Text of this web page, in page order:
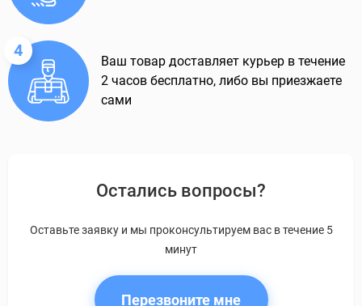
4
Ваш товар доставляет курьер в течение
2 часов бесплатно, либо вы приезжаете
сами
Остались вопросы?
Оставьте заявку и мы проконсультируем вас в течение 5
минут
Перезвоните мне